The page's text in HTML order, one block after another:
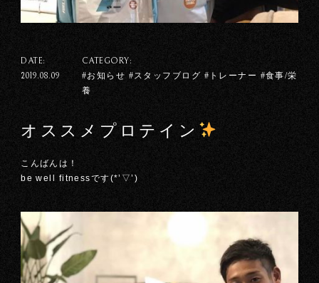
DATE:
2019.08.09
CATEGORY:
#お知らせ #スタッフブログ #トレーナー #食事/栄
養
オススメプロテイン
こんばんは！
be well fitnessです(*’▽’)